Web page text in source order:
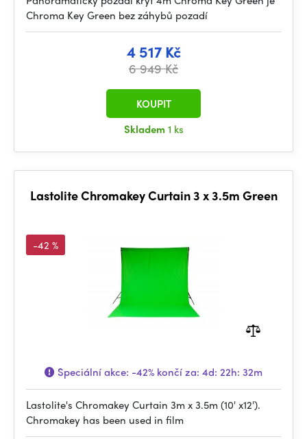
Chroma Key Green bez záhybů pozadí
4 517 Kč
6 949 Kč
Skladem1 ks
KOUPIT
Lastolite Chromakey Curtain 3 x 3.5m Green
-42 %
Speciální akce: -42% končí za: 4d: 22h: 32m
Lastolite's Chromakey Curtain 3m x 3.5m (10' x12').
Chromakey has been used in film